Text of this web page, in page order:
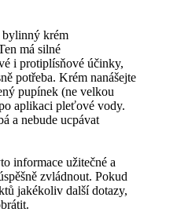
bylinný krém
má silné
i protiplísňové účinky,
potřeba. Krém nanášejte
pupínek (ne velkou
aplikaci pleťové vody.
a nebude ucpávat
informace užitečné a
zvládnout. Pokud
jakékoliv další dotazy,